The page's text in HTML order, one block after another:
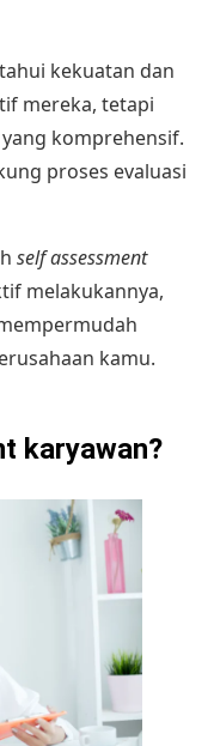
kekuatan dan
mereka, tetapi
komprehensif.
proses evaluasi
self assessment
melakukannya,
kamu.
karyawan?